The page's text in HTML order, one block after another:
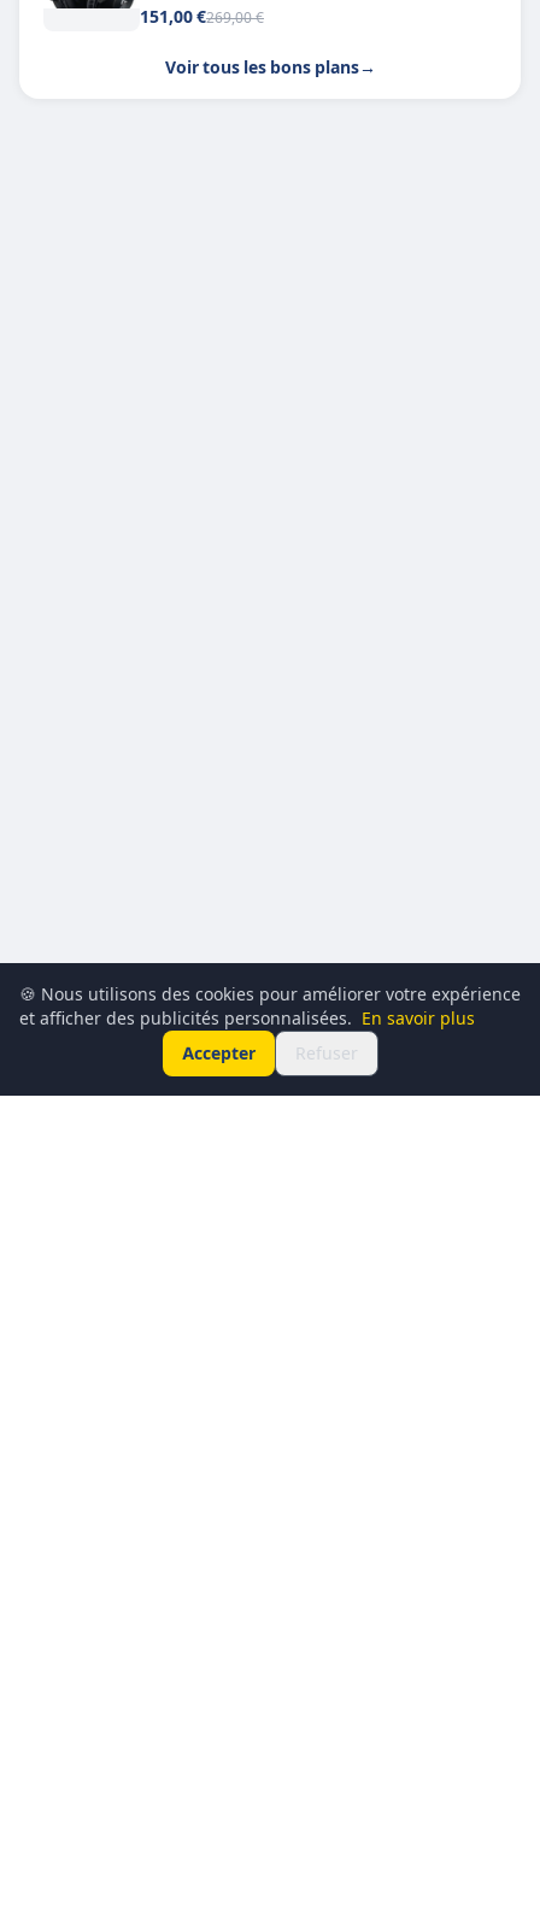
151,00 €269,00 €
Voir tous les bons plans→
🍪 Nous utilisons des cookies pour améliorer votre expérience
et afficher des publicités personnalisées. En savoir plus
Accepter
Refuser